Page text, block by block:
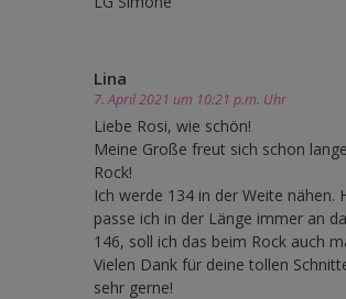
Lina
7. April 2021 um 10:21 p.m. Uhr
Liebe Rosi, wie schön!
Meine Große freut sich schon
Rock!
Ich werde 134 in der Weite nähen.
passe ich in der Länge immer an
146, soll ich das beim Rock auch
Vielen Dank für deine tollen
sehr gerne!